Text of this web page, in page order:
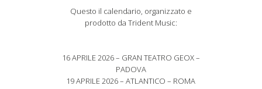
Questo il calendario, organizzato e
prodotto da Trident Music:
16 APRILE 2026 – GRAN TEATRO GEOX –
PADOVA
19 APRILE 2026 – ATLANTICO – ROMA